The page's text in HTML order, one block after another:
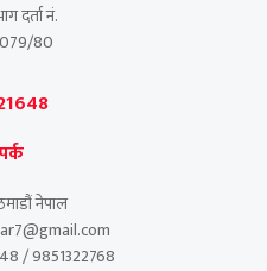
दर्ता नं.
80
नेपाल
/ 9851322768